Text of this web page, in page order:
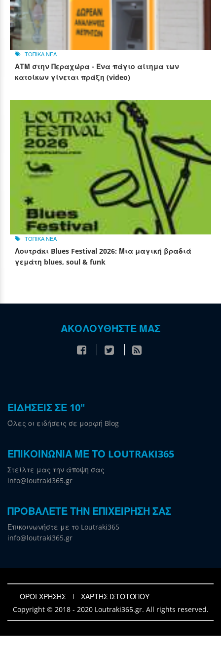
ΤΟΠΙΚΑ ΝΕΑ
ΑΤΜ στην Περαχώρα - Ένα πάγιο αίτημα των
κατοίκων γίνεται πράξη (video)
ΤΟΠΙΚΑ ΝΕΑ
Λουτράκι Blues Festival 2026: Μια μαγική βραδιά
γεμάτη blues, soul & funk
ΑΚΟΛΟΥΘΗΣΤΕ ΜΑΣ
ΕΙΔΗΣΕΙΣ ΣΕ 10"
Όλες οι ειδήσεις σε μορφή Blog
ΕΠΙΚΟΙΝΩΝΙΑ ΜΕ ΤΟ LOUTRAKI365
Στείλτε μας την άποψη σας
info@loutraki365.gr
ΠΡΟΒΑΛΕΤΕ ΤΗΝ ΕΠΙΧΕΙΡΗΣΗ ΣΑΣ
Επικοινωνήστε με το Loutraki365
info@loutraki365.gr
ΟΡΟΙ ΧΡΗΣΗΣ
ΧΑΡΤΗΣ ΙΣΤΟΤΟΠΟΥ
Copyright © 2018 - 2020 Loutraki365.gr. All rights reserved.